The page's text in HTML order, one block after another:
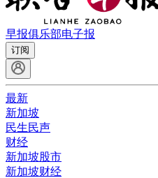
早报俱乐部电子报
订阅
最新
新加坡
民生民声
财经
新加坡股市
新加坡财经